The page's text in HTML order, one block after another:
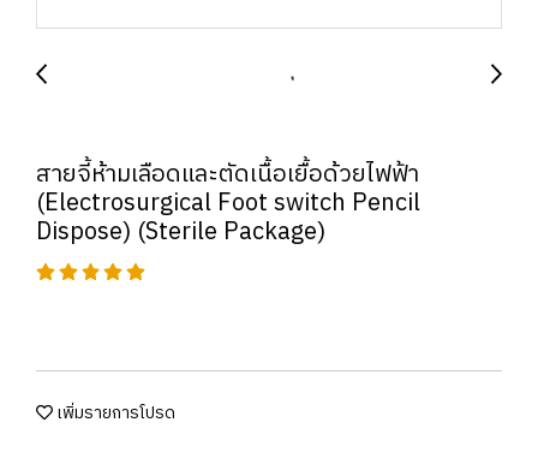
สายจี้ห้ามเลือดและตัดเนื้อเยื้อด้วยไฟฟ้า
(Electrosurgical Foot switch Pencil
Dispose) (Sterile Package)
เพิ่มรายการโปรด